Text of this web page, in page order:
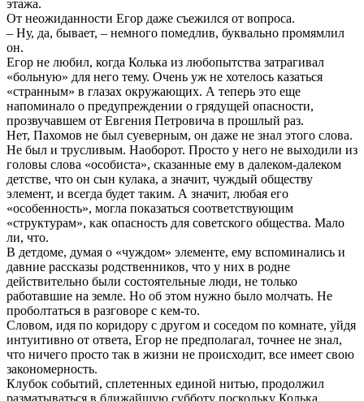
этажа.
От неожиданности Егор даже съежился от вопроса.
– Ну, да, бывает, – немного помедлив, буквально промямлил
он.
Егор не любил, когда Колька из любопытства затрагивал
«больную» для него тему. Очень уж не хотелось казаться
«странным» в глазах окружающих. А теперь это еще
напоминало о предупреждении о грядущей опасности,
прозвучавшем от Евгения Петровича в прошлый раз.
Нет, Пахомов не был суеверным, он даже не знал этого слова.
Не был и трусливым. Наоборот. Просто у него не выходили из
головы слова «особиста», сказанные ему в далеком-далеком
детстве, что он сын кулака, а значит, чуждый обществу
элемент, и всегда будет таким. А значит, любая его
«особенность», могла показаться соответствующим
«структурам», как опасность для советского общества. Мало
ли, что.
В детдоме, думая о «чуждом» элементе, ему вспоминались и
давние рассказы родственников, что у них в родне
действительно были состоятельные люди, не только
работавшие на земле. Но об этом нужно было молчать. Не
проболтаться в разговоре с кем-то.
Словом, идя по коридору с другом и соседом по комнате, уйдя
интуитивно от ответа, Егор не предполагал, точнее не знал,
что ничего просто так в жизни не происходит, все имеет свою
закономерность.
Клубок событий, сплетенных единой нитью, продолжил
разматываться в ближайшую субботу поскольку Колька